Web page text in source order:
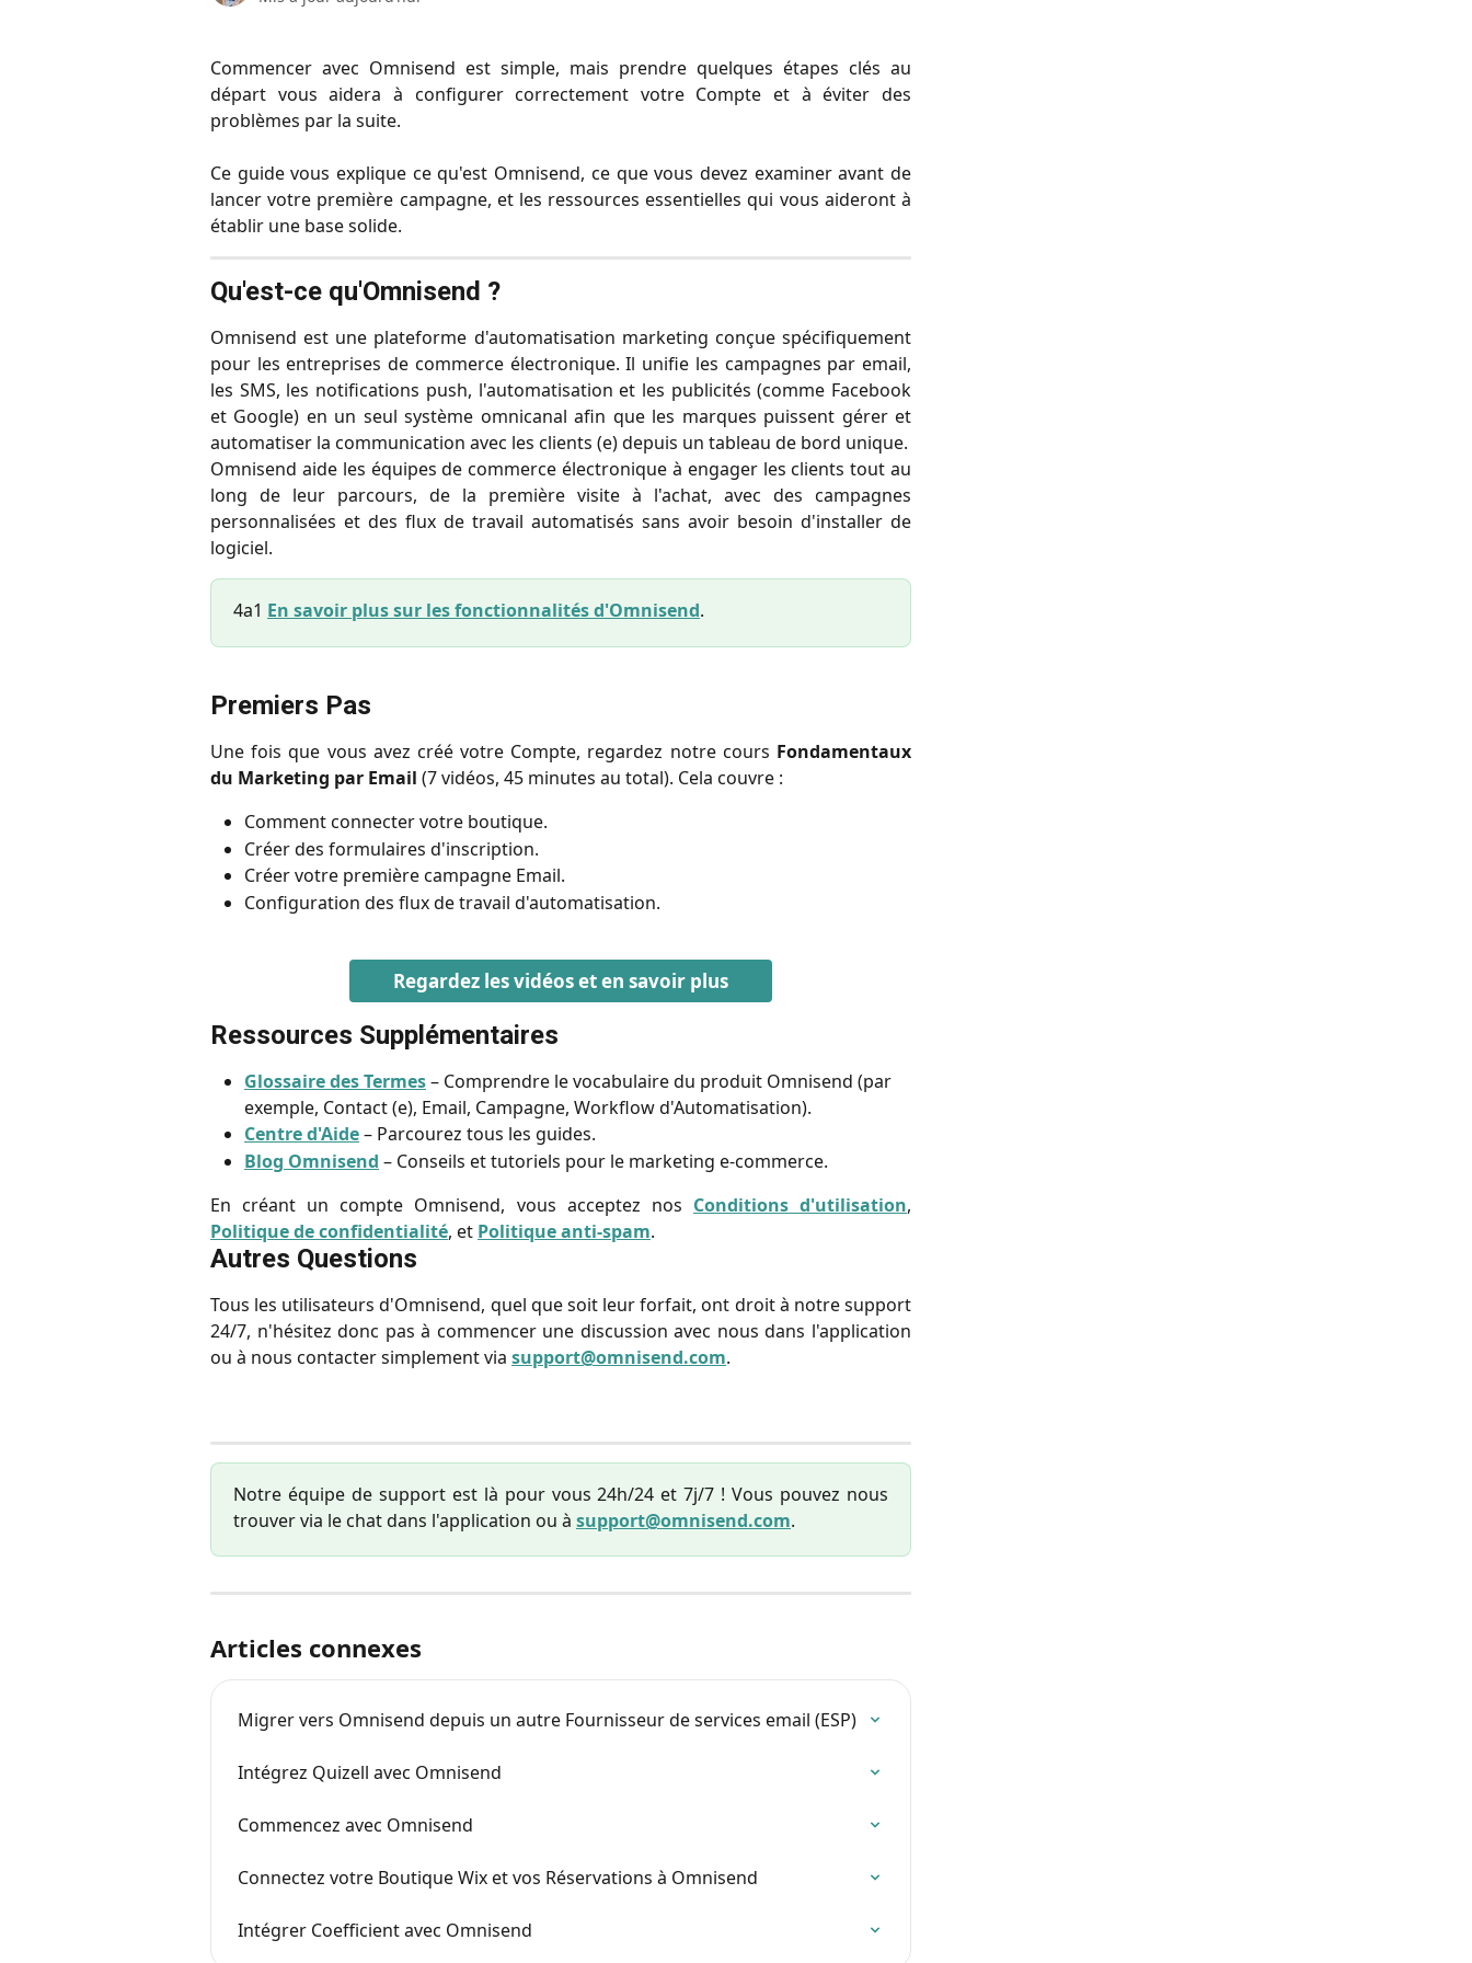
Commencer avec Omnisend est simple, mais prendre quelques étapes clés au
départ vous aidera à configurer correctement votre Compte et à éviter des
problèmes par la suite.
Ce guide vous explique ce qu'est Omnisend, ce que vous devez examiner avant de
lancer votre première campagne, et les ressources essentielles qui vous aideront à
établir une base solide.
Qu'est-ce qu'Omnisend ?
Omnisend est une plateforme d'automatisation marketing conçue spécifiquement
pour les entreprises de commerce électronique. Il unifie les campagnes par email,
les SMS, les notifications push, l'automatisation et les publicités (comme Facebook
et Google) en un seul système omnicanal afin que les marques puissent gérer et
automatiser la communication avec les clients (e) depuis un tableau de bord unique.
Omnisend aide les équipes de commerce électronique à engager les clients tout au
long de leur parcours, de la première visite à l'achat, avec des campagnes
personnalisées et des flux de travail automatisés sans avoir besoin d'installer de
logiciel.
4a1 En savoir plus sur les fonctionnalités d'Omnisend.
Premiers Pas
Une fois que vous avez créé votre Compte, regardez notre cours Fondamentaux
du Marketing par Email (7 vidéos, 45 minutes au total). Cela couvre :
Comment connecter votre boutique.
Créer des formulaires d'inscription.
Créer votre première campagne Email.
Configuration des flux de travail d'automatisation.
Regardez les vidéos et en savoir plus
Ressources Supplémentaires
Glossaire des Termes – Comprendre le vocabulaire du produit Omnisend (par
exemple, Contact (e), Email, Campagne, Workflow d'Automatisation).
Centre d'Aide – Parcourez tous les guides.
Blog Omnisend – Conseils et tutoriels pour le marketing e-commerce.
En créant un compte Omnisend, vous acceptez nos Conditions d'utilisation,
Politique de confidentialité, et Politique anti-spam.
Autres Questions
Tous les utilisateurs d'Omnisend, quel que soit leur forfait, ont droit à notre support
24/7, n'hésitez donc pas à commencer une discussion avec nous dans l'application
ou à nous contacter simplement via support@omnisend.com.
Notre équipe de support est là pour vous 24h/24 et 7j/7 ! Vous pouvez nous
trouver via le chat dans l'application ou à support@omnisend.com.
Articles connexes
Migrer vers Omnisend depuis un autre Fournisseur de services email (ESP)
Intégrez Quizell avec Omnisend
Commencez avec Omnisend
Connectez votre Boutique Wix et vos Réservations à Omnisend
Intégrer Coefficient avec Omnisend